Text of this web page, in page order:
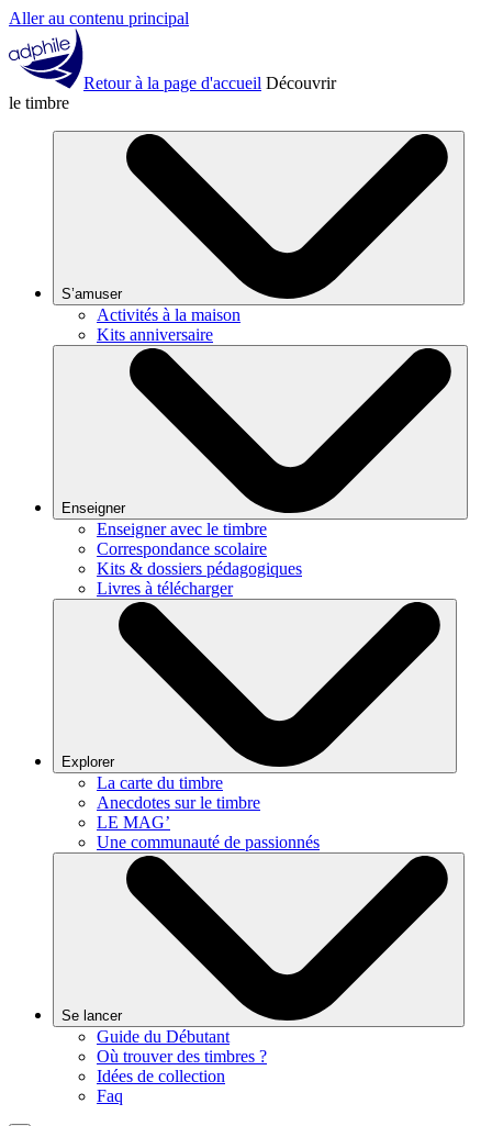
Aller au contenu principal
Retour à la page d'accueil Découvrir
le timbre
S’amuser
Activités à la maison
Kits anniversaire
Enseigner
Enseigner avec le timbre
Correspondance scolaire
Kits & dossiers pédagogiques
Livres à télécharger
Explorer
La carte du timbre
Anecdotes sur le timbre
LE MAG’
Une communauté de passionnés
Se lancer
Guide du Débutant
Où trouver des timbres ?
Idées de collection
Faq